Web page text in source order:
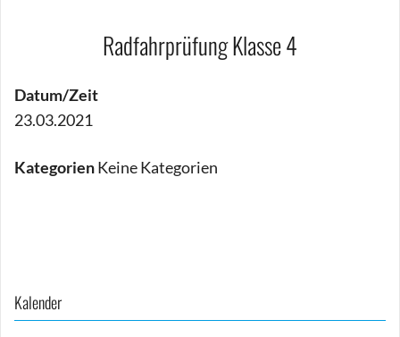
Radfahrprüfung Klasse 4
Datum/Zeit
23.03.2021
KategorienKeine Kategorien
Kalender